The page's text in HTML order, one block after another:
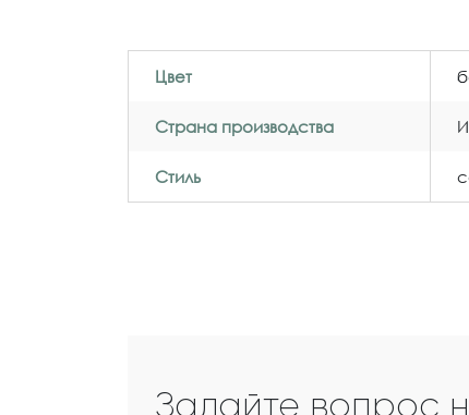
Цвет
Страна производства
Стиль
Задайте вопрос